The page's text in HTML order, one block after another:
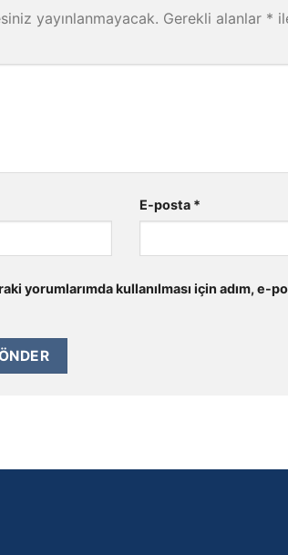
yayınlanmayacak. Gerekli alanlar *
E-posta *
yorumlarımda kullanılması için adım, e-